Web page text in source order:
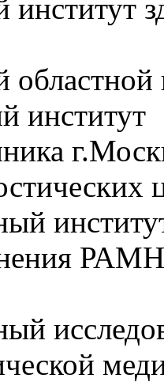
институт
институт